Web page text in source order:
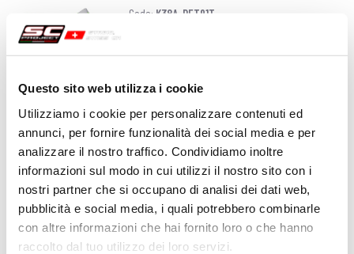
Questo sito web utilizza i cookie
Utilizziamo i cookie per personalizzare contenuti ed
annunci, per fornire funzionalità dei social media e per
analizzare il nostro traffico. Condividiamo inoltre
informazioni sul modo in cui utilizzi il nostro sito con i
nostri partner che si occupano di analisi dei dati web,
pubblicità e social media, i quali potrebbero combinarle
con altre informazioni che hai fornito loro o che hanno
raccolto dal tuo utilizzo dei loro servizi.
Code: K38A-DET91T
Auspuffrohr
1.190,00 CHF
PRODUKT
NUR FÜR DEN RENNEINSATZ Vergleiche
K38A-DET91C
Kohlefaser SC1-R Schalldämpfer, mit
Decat Auspuffrohr